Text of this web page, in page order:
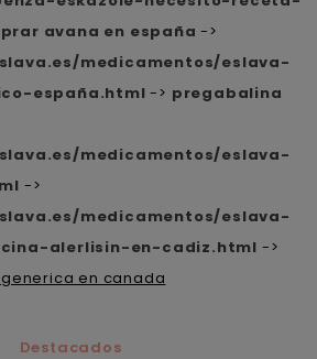
avana en españa ->
medicamentos/eslava-
españa.html -> pregabalina
medicamentos/eslava-
->
medicamentos/eslava-
alerlisin-en-cadiz.html ->
en canada
Destacados